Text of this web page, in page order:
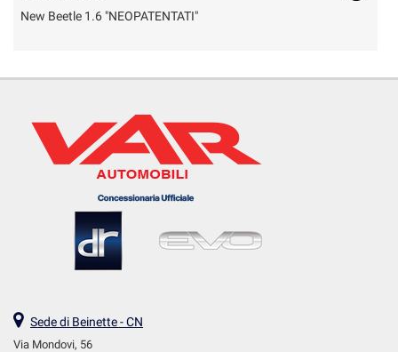
New Beetle 1.6 "NEOPATENTATI"
Sede di Beinette - CN
Via Mondovi, 56